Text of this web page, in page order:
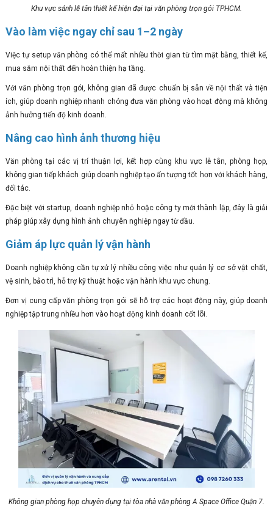
Khu vực sảnh lễ tân thiết kế hiện đại tại văn phòng trọn gói TPHCM.
Vào làm việc ngay chỉ sau 1–2 ngày
Việc tự setup văn phòng có thể mất nhiều thời gian từ tìm mặt bằng, thiết kế,
mua sắm nội thất đến hoàn thiện hạ tầng.
Với văn phòng trọn gói, không gian đã được chuẩn bị sẵn về nội thất và tiện
ích, giúp doanh nghiệp nhanh chóng đưa văn phòng vào hoạt động mà không
ảnh hưởng tiến độ kinh doanh.
Nâng cao hình ảnh thương hiệu
Văn phòng tại các vị trí thuận lợi, kết hợp cùng khu vực lễ tân, phòng họp,
không gian tiếp khách giúp doanh nghiệp tạo ấn tượng tốt hơn với khách hàng,
đối tác.
Đặc biệt với startup, doanh nghiệp nhỏ hoặc công ty mới thành lập, đây là giải
pháp giúp xây dựng hình ảnh chuyên nghiệp ngay từ đầu.
Giảm áp lực quản lý vận hành
Doanh nghiệp không cần tự xử lý nhiều công việc như quản lý cơ sở vật chất,
vệ sinh, bảo trì, hỗ trợ kỹ thuật hoặc vận hành khu vực chung.
Đơn vị cung cấp văn phòng trọn gói sẽ hỗ trợ các hoạt động này, giúp doanh
nghiệp tập trung nhiều hơn vào hoạt động kinh doanh cốt lõi.
Không gian phòng họp chuyên dụng tại tòa nhà văn phòng A Space Office Quận 7.